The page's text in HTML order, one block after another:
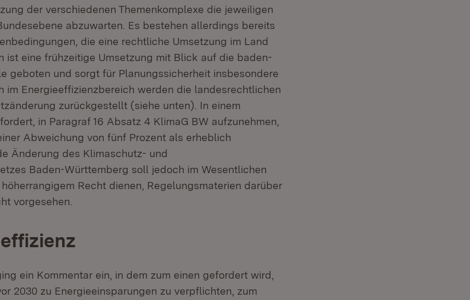
der verschiedenen Themenkomplexe die jeweiligen
abzuwarten. Es bestehen allerdings bereits
die eine rechtliche Umsetzung im Land
ist eine frühzeitige Umsetzung mit Blick auf die baden-
geboten und sorgt für Planungssicherheit insbesondere
im Energieeffizienzbereich werden die landesrechtlichen
zurückgestellt (siehe unten). In einem
in Paragraf 16 Absatz 4 KlimaG BW aufzunehmen,
Abweichung von fünf Prozent als erheblich
Änderung des Klimaschutz- und
Baden-Württemberg soll jedoch im Wesentlichen
Recht dienen, Regelungsmaterien darüber
vorgesehen.
ein Kommentar ein, in dem zum einen gefordert wird,
2030 zu Energieeinsparungen zu verpflichten, zum